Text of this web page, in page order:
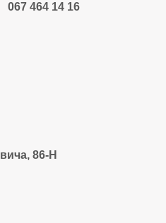
067 464 14 16
86-Н